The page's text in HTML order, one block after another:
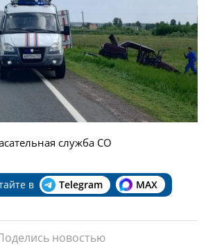
служба СО
в Telegram MAX
новостью